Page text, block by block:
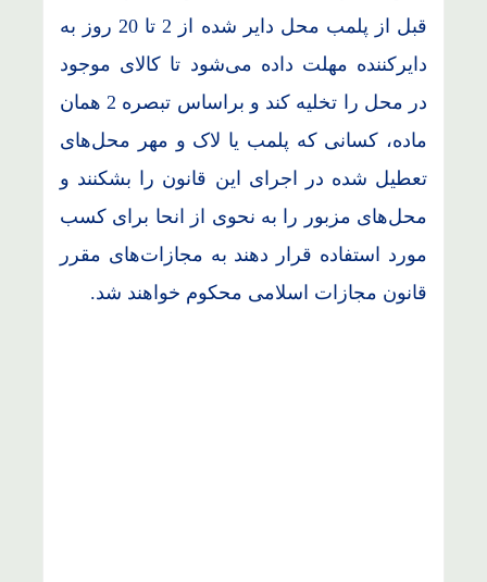
قبل از پلمب محل دایر شده از 2 تا 20 روز به
دایرکننده مهلت داده می‌شود تا کالای موجود
در محل را تخلیه کند و براساس تبصره 2 همان
ماده، کسانی که پلمب یا لاک و مهر محل‌های
تعطیل شده در اجرای این قانون را بشکنند و
محل‌های مزبور را به نحوی از انحا برای کسب
مورد استفاده قرار دهند به مجازات‌های مقرر
قانون مجازات اسلامی محکوم خواهند شد.